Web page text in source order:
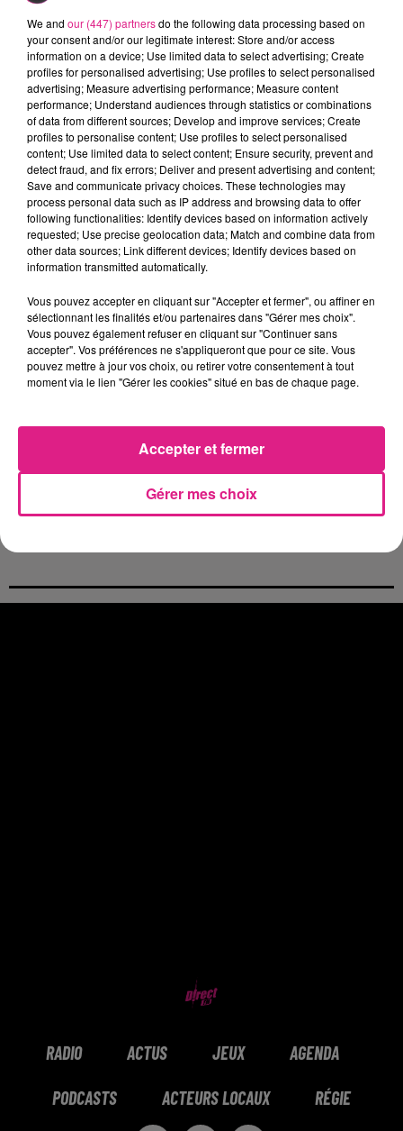
Cet élément est masqué compte-tenu du refus
du dépôt de cookies que vous avez exprimé. Si
vous souhaitez l'afficher, merci de nous donner
votre accord en cliquant sur le bouton ci-
dessous.
Afficher l'élément
FIL ACTUS
7 août 2026
Lorraine : une journée pas comme les autres au Parc animalier de...
6 août 2026
5 août 2026
Casting de Woof : l'Euro-Métropole de Metz part à la recherche de...
4 août 2026
Officiel : Gauthier Hein quitte le FC Metz pour l'OGC Nice
Eclipse Solaire du 12 août : où voir ce phénomène en Lorraine ?
31 juillet 2026
Chalets de Noël solidaires : la ville de Metz lance un appel à...
31 juillet 2026
RADIO ACTUS JEUX AGENDA
PODCASTS ACTEURS LOCAUX RÉGIE
We and our (447) partnersdo the following data processing based on
your consent and/or our legitimate interest: Store and/or access
information on a device; Use limited data to select advertising; Create
profiles for personalised advertising; Use profiles to select personalised
advertising; Measure advertising performance; Measure content
performance; Understand audiences through statistics or combinations
of data from different sources; Develop and improve services; Create
profiles to personalise content; Use profiles to select personalised
content; Use limited data to select content; Ensure security, prevent and
detect fraud, and fix errors; Deliver and present advertising and content;
Save and communicate privacy choices. These technologies may
process personal data such as IP address and browsing data to offer
following functionalities: Identify devices based on information actively
requested; Use precise geolocation data; Match and combine data from
other data sources; Link different devices; Identify devices based on
information transmitted automatically.
Vous pouvez accepter en cliquant sur "Accepter et fermer", ou affiner en
sélectionnant les finalités et/ou partenaires dans "Gérer mes choix".
Vous pouvez également refuser en cliquant sur "Continuer sans
accepter". Vos préférences ne s'appliqueront que pour ce site. Vous
pouvez mettre à jour vos choix, ou retirer votre consentement à tout
moment via le lien "Gérer les cookies" situé en bas de chaque page.
Gérer mes choix
Accepter et fermer